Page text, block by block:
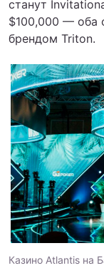
станут
$100,000 — оба
брендом Triton.
Казино Atlantis на